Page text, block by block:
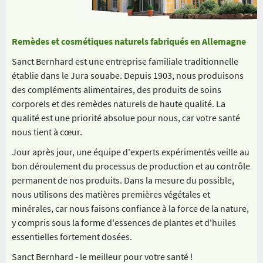
Remèdes et cosmétiques naturels fabriqués en Allemagne
Sanct Bernhard est une entreprise familiale traditionnelle
établie dans le Jura souabe. Depuis 1903, nous produisons
des compléments alimentaires, des produits de soins
corporels et des remèdes naturels de haute qualité. La
qualité est une priorité absolue pour nous, car votre santé
nous tient à cœur.
Jour après jour, une équipe d'experts expérimentés veille au
bon déroulement du processus de production et au contrôle
permanent de nos produits. Dans la mesure du possible,
nous utilisons des matières premières végétales et
minérales, car nous faisons confiance à la force de la nature,
y compris sous la forme d'essences de plantes et d'huiles
essentielles fortement dosées.
Sanct Bernhard - le meilleur pour votre santé !